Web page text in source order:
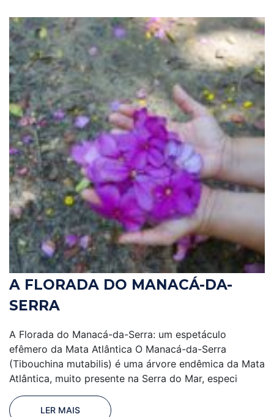
A FLORADA DO MANACÁ-DA-
SERRA
A Florada do Manacá-da-Serra: um espetáculo
efêmero da Mata Atlântica O Manacá-da-Serra
(Tibouchina mutabilis) é uma árvore endêmica da Mata
Atlântica, muito presente na Serra do Mar, especi
LER MAIS